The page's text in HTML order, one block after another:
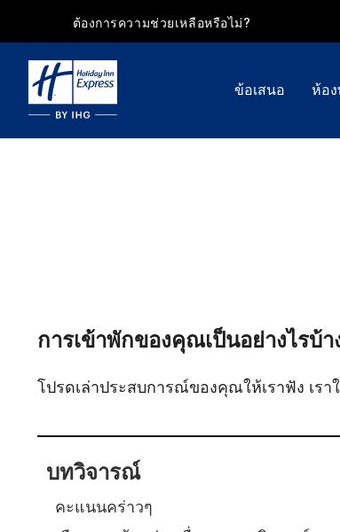
ต้องการความช่วยเหลือหรือไม่?
ข้อเสนอ ห้อ
การเข้าพักของคุณเป็นอย่างไรบ้า
โปรดเล่าประสบการณ์ของคุณให้เราฟัง เ